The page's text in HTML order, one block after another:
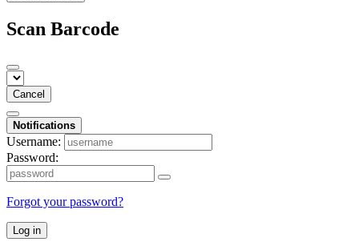
Scan Barcode
Cancel
Notifications
Username:
Password:
Forgot your password?
Log in